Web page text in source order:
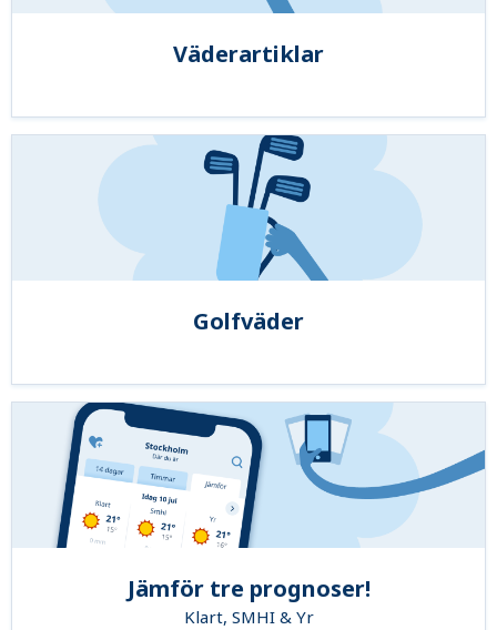
Väderartiklar
Golfväder
Jämför tre prognoser!
Klart, SMHI & Yr